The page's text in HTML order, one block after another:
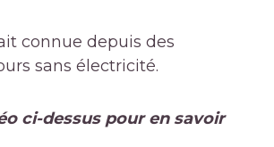
connue depuis des
sans électricité.
ci-dessus pour en savoir